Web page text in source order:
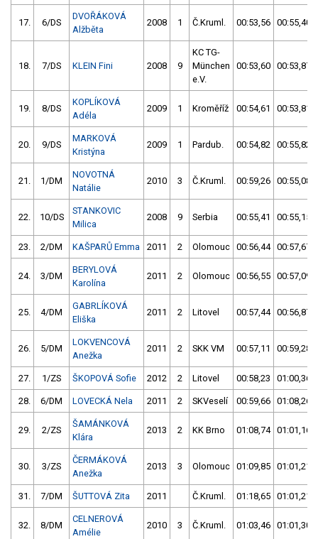
17. 6/DS
DVOŘÁKOVÁ
Alžběta
2008 1 Č.Kruml. 00:53,56 00:55,40
18. 7/DS KLEIN Fini 2008 9
KC TG-
München
e.V.
00:53,60 00:53,87
19. 8/DS
KOPLÍKOVÁ
Adéla
2009 1 Kroměříž 00:54,61 00:53,81
20. 9/DS
MARKOVÁ
Kristýna
2009 1 Pardub. 00:54,82 00:55,82
21. 1/DM
NOVOTNÁ
Natálie
2010 3 Č.Kruml. 00:59,26 00:55,08
22. 10/DS
STANKOVIC
Milica
2008 9 Serbia 00:55,41 00:55,15
23. 2/DM KAŠPARŮ Emma 2011 2 Olomouc 00:56,44 00:57,67
24. 3/DM
BERYLOVÁ
Karolína
2011 2 Olomouc 00:56,55 00:57,09
25. 4/DM
GABRLÍKOVÁ
Eliška
2011 2 Litovel 00:57,44 00:56,87
26. 5/DM
LOKVENCOVÁ
Anežka
2011 2 SKK VM 00:57,11 00:59,28
27. 1/ZS ŠKOPOVÁ Sofie 2012 2 Litovel 00:58,23 01:00,36
28. 6/DM LOVECKÁ Nela 2011 2 SKVeselí 00:59,66 01:08,26
29. 2/ZS
ŠAMÁNKOVÁ
Klára
2013 2 KK Brno 01:08,74 01:01,16
30. 3/ZS
ČERMÁKOVÁ
Anežka
2013 3 Olomouc 01:09,85 01:01,21
31. 7/DM ŠUTTOVÁ Zita 2011 Č.Kruml. 01:18,65 01:01,21
32. 8/DM
CELNEROVÁ
Amélie
2010 3 Č.Kruml. 01:03,46 01:01,30